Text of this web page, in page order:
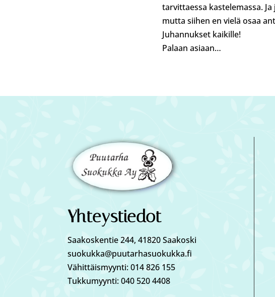
tarvittaessa kastelemassa.
mutta siihen en vielä osaa
Juhannukset kaikille!
Palaan asiaan…
Yhteystiedot
Saakoskentie 244, 41820 Saakoski
suokukka@puutarhasuokukka.fi
Vähittäismyynti: 014 826 155
Tukkumyynti: 040 520 4408